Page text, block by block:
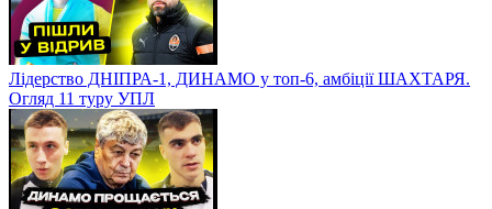
Лідерство ДНІПРА-1, ДИНАМО у топ-6, амбіції ШАХТАРЯ.
Огляд 11 туру УПЛ